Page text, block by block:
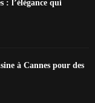
: l’élégance qui
à Cannes pour des